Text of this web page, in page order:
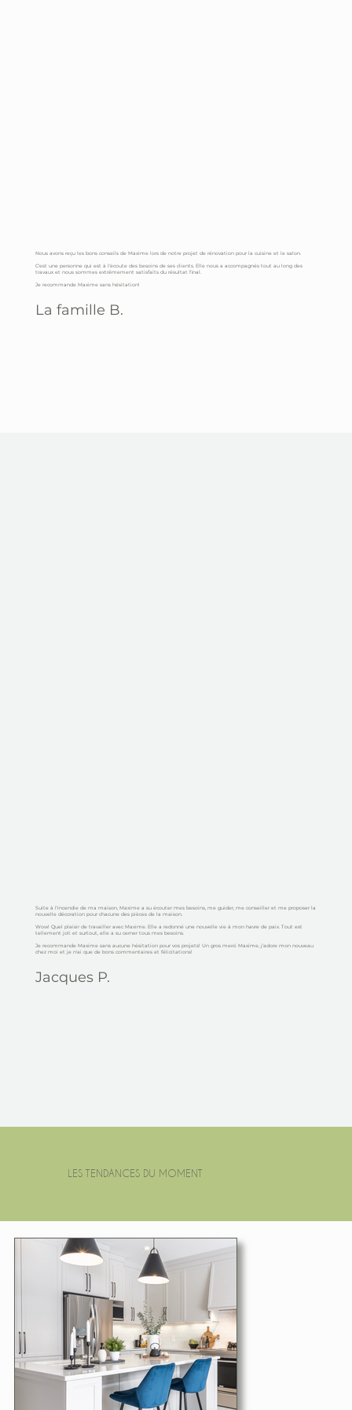
Suite à l'incendie de ma maison, Maxime a su écouter mes besoins, me guider, me conseiller et me proposer la
nouvelle décoration pour chacune des pièces de la maison.
Wow! Quel plaisir de travailler avec Maxime. Elle a redonné une nouvelle vie à mon havre de paix. Tout est
tellement joli et surtout, elle a su cerner tous mes besoins.
Je recommande Maxime sans aucune hésitation pour vos projets! Un gros merci Maxime, j'adore mon nouveau
chez moi et je n'ai que de bons commentaires et félicitations!
Jacques P.
Nous avons reçu les bons conseils de Maxime lors de notre projet de rénovation pour la cuisine et le salon.
C'est une personne qui est à l'écoute des besoins de ses clients. Elle nous a accompagnés tout au long des
travaux et nous sommes extrêmement satisfaits du résultat final.
Je recommande Maxime sans hésitation!
La famille B.
LES TENDANCES DU MOMENT